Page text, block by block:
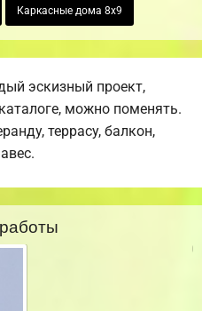
Каркасные дома 8х9
эскизный проект,
можно поменять.
террасу, балкон,